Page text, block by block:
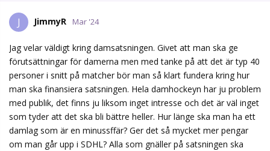
J JimmyR Mar '24
Jag velar väldigt kring damsatsningen. Givet att man ska ge
förutsättningar för damerna men med tanke på att det är typ 40
personer i snitt på matcher bör man så klart fundera kring hur
man ska finansiera satsningen. Hela damhockeyn har ju problem
med publik, det finns ju liksom inget intresse och det är väl inget
som tyder att det ska bli bättre heller. Hur länge ska man ha ett
damlag som är en minussffär? Ger det så mycket mer pengar
om man går upp i SDHL? Alla som gnäller på satsningen ska